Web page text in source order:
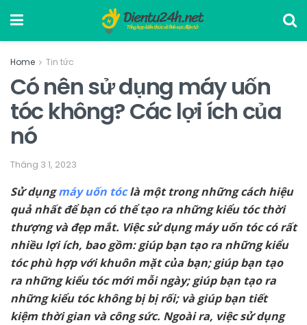
Home Tin tức
Có nên sử dụng máy uốn
tóc không? Các lợi ích của
nó
Tháng 3 1, 2023
Sử dụngmáy uốn tóclà một trong những cách hiệu
quả nhất để bạn có thể tạo ra những kiểu tóc thời
thượng và đẹp mắt. Việc sử dụng máy uốn tóc có rất
nhiều lợi ích, bao gồm: giúp bạn tạo ra những kiểu
tóc phù hợp với khuôn mặt của bạn; giúp bạn tạo
ra những kiểu tóc mới mỗi ngày; giúp bạn tạo ra
những kiểu tóc không bị bị rối; và giúp bạn tiết
kiệm thời gian và công sức. Ngoài ra, việc sử dụng